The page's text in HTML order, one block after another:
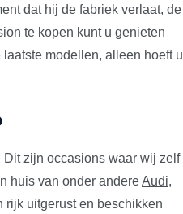
dat hij de fabriek verlaat, de
te kopen kunt u genieten
modellen, alleen hoeft u
zijn occasions waar wij zelf
huis van onder andereAudi,
rijk uitgerust en beschikken